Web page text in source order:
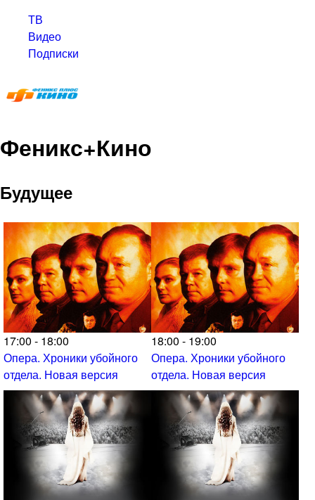
ТВ
Видео
Подписки
Феникс+Кино
Будущее
17:00 - 18:00
Опера. Хроники убойного
отдела. Новая версия
18:00 - 19:00
Опера. Хроники убойного
отдела. Новая версия